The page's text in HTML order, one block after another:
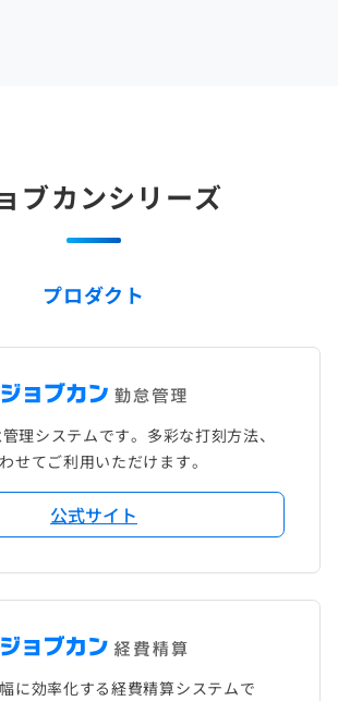
ブカンシリーズ
プロダクト
理システムです。多彩な打刻方法、
せてご利用いただけます。
公式サイト
に効率化する経費精算システムで